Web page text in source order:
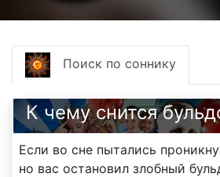
Поиск по соннику
К чему снится
Если во сне пытались
но вас остановил злобный